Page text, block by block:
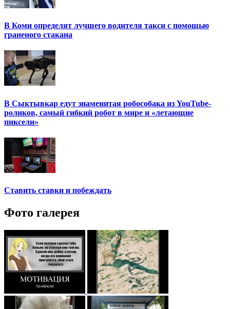
В Коми определят лучшего водителя такси с помощью
граненого стакана
В Сыктывкар едут знаменитая робособака из YouTube-
роликов, самый гибкий робот в мире и «летающие
пиксели»
Ставить ставки и побеждать
Фото галерея